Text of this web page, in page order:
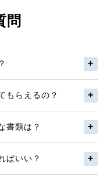
問
もらえるの？
書類は？
ばいい？